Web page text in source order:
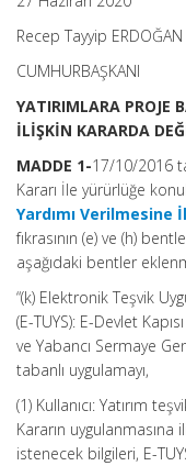
Recep Tayyip ERDOĞAN
CUMHURBAŞKANI
YATIRIMLARA PROJE
İLİŞKİN KARARDA
MADDE 1-17/10/2016
Kararı İle yürürlüğe
Yardımı Verilmesine
fıkrasının (e) ve (h)
aşağıdaki bentler
“(k) Elektronik Teşvik
(E-TUYS): E-Devlet
ve Yabancı Sermaye
tabanlı uygulamayı,
(1) Kullanıcı: Yatırım
Kararın uygulanmasına
istenecek bilgileri, E-